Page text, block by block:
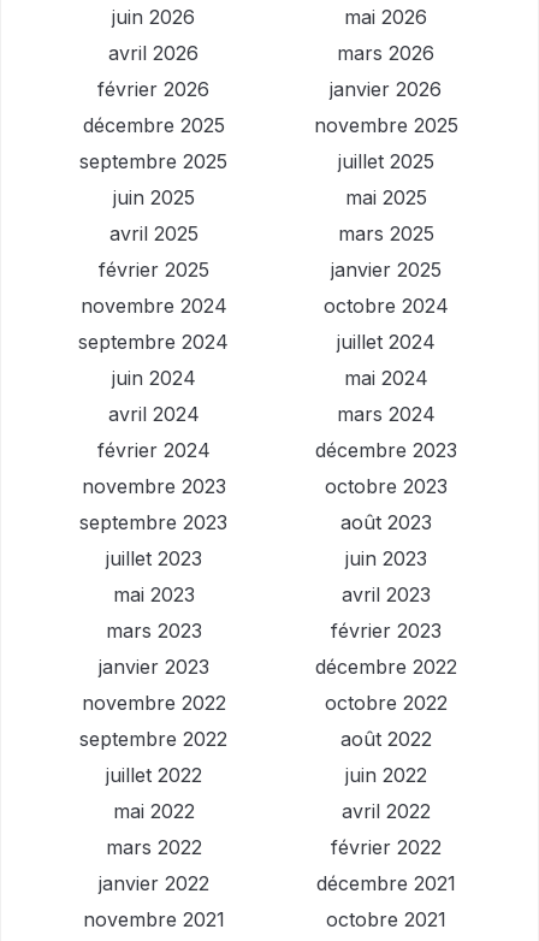
juin 2026
mai 2026
avril 2026
mars 2026
février 2026
janvier 2026
décembre 2025
novembre 2025
septembre 2025
juillet 2025
juin 2025
mai 2025
avril 2025
mars 2025
février 2025
janvier 2025
novembre 2024
octobre 2024
septembre 2024
juillet 2024
juin 2024
mai 2024
avril 2024
mars 2024
février 2024
décembre 2023
novembre 2023
octobre 2023
septembre 2023
août 2023
juillet 2023
juin 2023
mai 2023
avril 2023
mars 2023
février 2023
janvier 2023
décembre 2022
novembre 2022
octobre 2022
septembre 2022
août 2022
juillet 2022
juin 2022
mai 2022
avril 2022
mars 2022
février 2022
janvier 2022
décembre 2021
novembre 2021
octobre 2021